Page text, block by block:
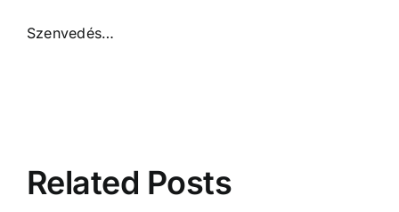
Szenvedés…
Related Posts